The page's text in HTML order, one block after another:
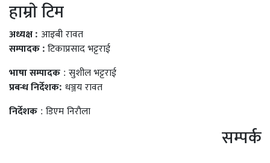
हाम्राे टिम
अध्यक्ष : आइबी रावत
सम्पादक : टिकाप्रसाद भट्टराई
भाषा सम्पादक : सुशील भट्टराई
प्रबन्ध निर्देशक: धञ्जय रावत
निर्देशक : डिएम निराैला
सम्पर्क